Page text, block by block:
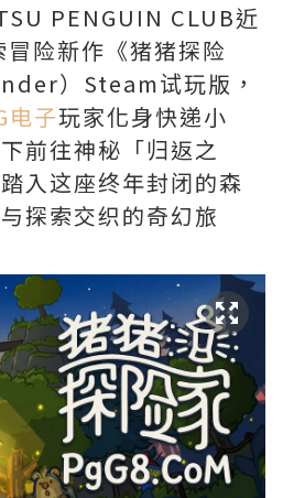
PENGUIN CLUB近
险新作《猪猪探险
）Steam试玩版，
电子玩家化身快递小
前往神秘「归返之
入这座终年封闭的森
探索交织的奇幻旅